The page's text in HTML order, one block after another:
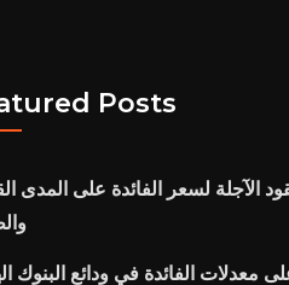
Posts
الآجلة لسعر الفائدة على المدى
معدلات الفائدة في ودائع البنوك